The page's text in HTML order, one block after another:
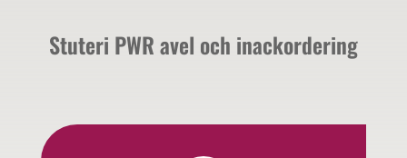
Stuteri PWR avel och inackordering